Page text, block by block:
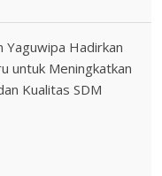
Yaguwipa Hadirkan
untuk Meningkatkan
Kualitas SDM